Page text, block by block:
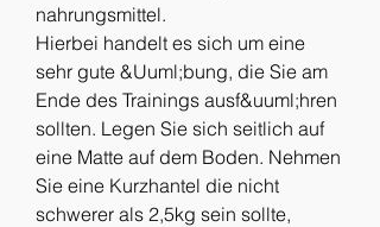
nahrungsmittel.
Hierbei handelt es sich um eine
sehr gute &Uuml;bung, die Sie am
Ende des Trainings ausf&uuml;hren
sollten. Legen Sie sich seitlich auf
eine Matte auf dem Boden. Nehmen
Sie eine Kurzhantel die nicht
schwerer als 2,5kg sein sollte,